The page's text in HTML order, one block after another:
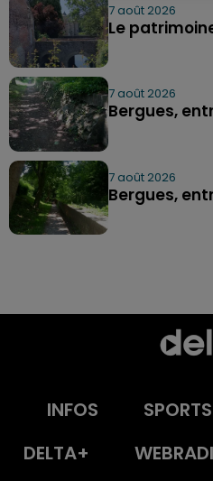
7 août 2026
Le
7 août 2026
Bergues,
7 août 2026
Bergues,
INFOS SPORTS
DELTA+